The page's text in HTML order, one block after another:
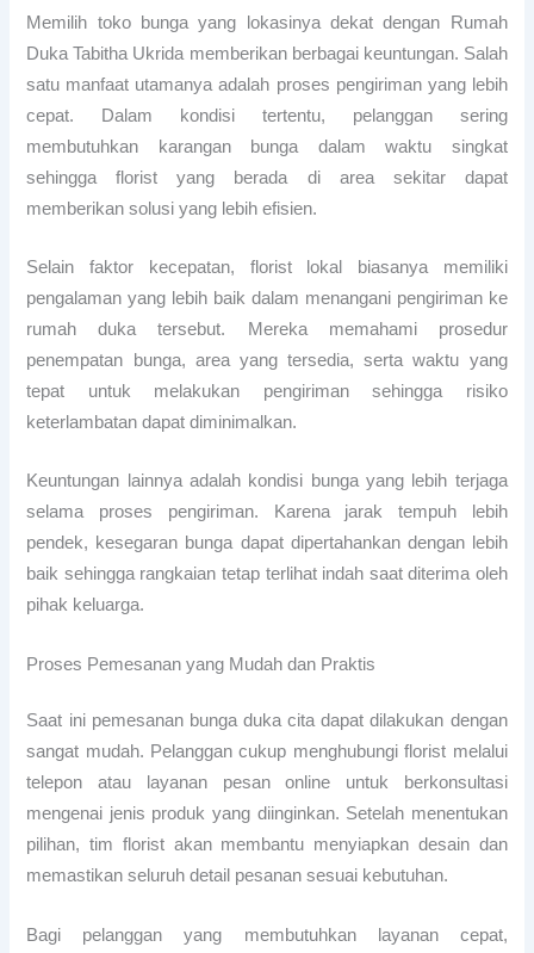
Memilih toko bunga yang lokasinya dekat dengan Rumah
Duka Tabitha Ukrida memberikan berbagai keuntungan. Salah
satu manfaat utamanya adalah proses pengiriman yang lebih
cepat. Dalam kondisi tertentu, pelanggan sering
membutuhkan karangan bunga dalam waktu singkat
sehingga florist yang berada di area sekitar dapat
memberikan solusi yang lebih efisien.
Selain faktor kecepatan, florist lokal biasanya memiliki
pengalaman yang lebih baik dalam menangani pengiriman ke
rumah duka tersebut. Mereka memahami prosedur
penempatan bunga, area yang tersedia, serta waktu yang
tepat untuk melakukan pengiriman sehingga risiko
keterlambatan dapat diminimalkan.
Keuntungan lainnya adalah kondisi bunga yang lebih terjaga
selama proses pengiriman. Karena jarak tempuh lebih
pendek, kesegaran bunga dapat dipertahankan dengan lebih
baik sehingga rangkaian tetap terlihat indah saat diterima oleh
pihak keluarga.
Proses Pemesanan yang Mudah dan Praktis
Saat ini pemesanan bunga duka cita dapat dilakukan dengan
sangat mudah. Pelanggan cukup menghubungi florist melalui
telepon atau layanan pesan online untuk berkonsultasi
mengenai jenis produk yang diinginkan. Setelah menentukan
pilihan, tim florist akan membantu menyiapkan desain dan
memastikan seluruh detail pesanan sesuai kebutuhan.
Bagi pelanggan yang membutuhkan layanan cepat,